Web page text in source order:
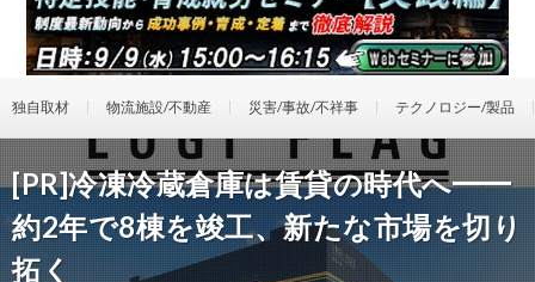
独自取材 物流施設/不動産 災害/事故/不祥事 テクノロジー/製品
[PR]冷凍冷蔵倉庫は賃貸の時代へ━━
約2年で8棟を竣工、新たな市場を切り
拓く